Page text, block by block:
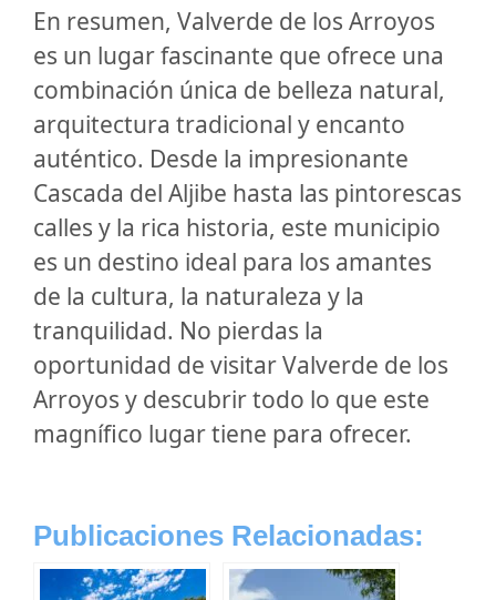
En resumen, Valverde de los Arroyos
es un lugar fascinante que ofrece una
combinación única de belleza natural,
arquitectura tradicional y encanto
auténtico. Desde la impresionante
Cascada del Aljibe hasta las pintorescas
calles y la rica historia, este municipio
es un destino ideal para los amantes
de la cultura, la naturaleza y la
tranquilidad. No pierdas la
oportunidad de visitar Valverde de los
Arroyos y descubrir todo lo que este
magnífico lugar tiene para ofrecer.
Publicaciones Relacionadas: